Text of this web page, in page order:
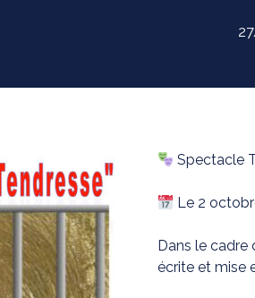
Spectacle
Le 2
Dans le cadre
écrite et mise